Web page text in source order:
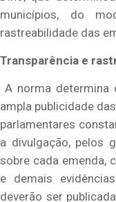
municípios, do
rastreabilidade das
Transparência e
A norma determina
ampla publicidade
parlamentares
a divulgação, pelos
sobre cada emenda,
e demais
deverão ser